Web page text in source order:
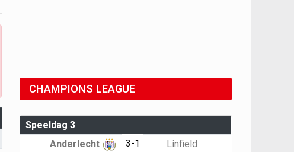
CHAMPIONS LEAGUE
Speeldag 3
Anderlecht
3-1
Linfield